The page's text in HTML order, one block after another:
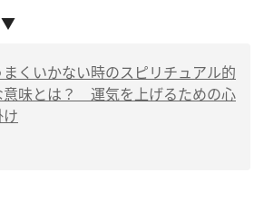
▼
まくいかない時のスピリチュアル的
意味とは？ 運気を上げるための心